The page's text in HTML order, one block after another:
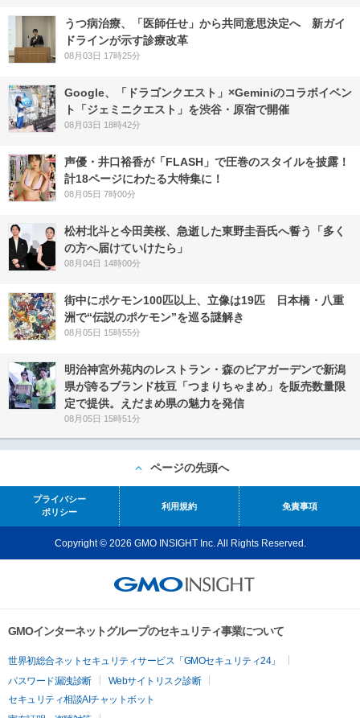
うつ病治療、「医師任せ」から共同意思決定へ 新ガイ
ドラインが示す診療改革
08月03日 17時25分
Google、「ドラゴンクエスト」×Geminiのコラボイベン
ト「ジェミニクエスト」を渋谷・原宿で開催
08月03日 18時42分
声優・井口裕香が「FLASH」で圧巻のスタイルを披露！
計18ページにわたる大特集に！
08月05日 7時00分
松村北斗と今田美桜、急逝した東野圭吾氏へ誓う「多く
の方へ届けていけたら」
08月04日 14時00分
街中にポケモン100匹以上、立像は19匹 日本橋・八重
洲で“伝説のポケモン”を巡る謎解き
08月05日 15時55分
明治神宮外苑内のレストラン・森のビアガーデンで新潟
県が誇るブランド枝豆「つまりちゃまめ」を販売数量限
定で提供。えだまめ県の魅力を発信
08月05日 15時51分
ページの先頭へ
プライバシー
ポリシー
利用規約 免責事項
Copyright © 2026 GMO INSIGHT Inc. All Rights Reserved.
GMOインターネットグループのセキュリティ事業について
世界初総合ネットセキュリティサービス「GMOセキュリティ24」
パスワード漏洩診断
Webサイトリスク診断
セキュリティ相談AIチャットボット